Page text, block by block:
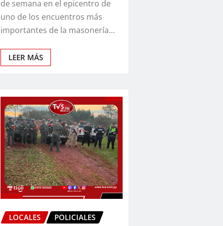
de semana en el epicentro de
uno de los encuentros más
importantes de la masonería…
LEER MÁS
LOCALES POLICIALES